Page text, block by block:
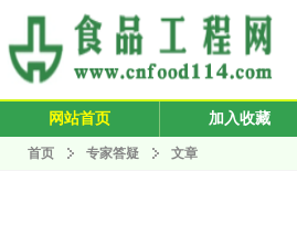
网站首页 加入收藏
首页 专家答疑 文章